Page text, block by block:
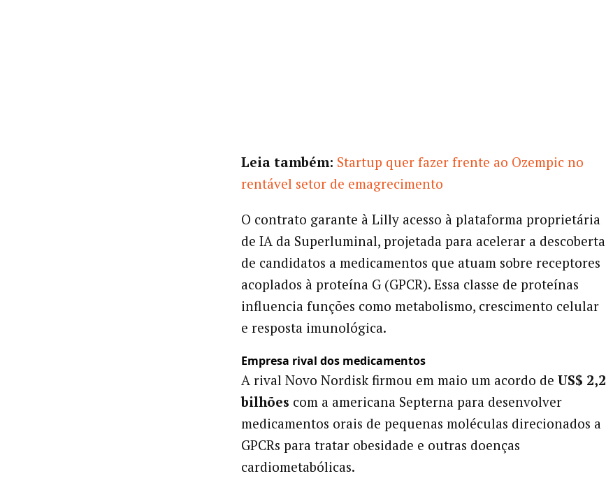
Leia também: Startup quer fazer frente ao Ozempic no
rentável setor de emagrecimento
O contrato garante à Lilly acesso à plataforma proprietária
de IA da Superluminal, projetada para acelerar a descoberta
de candidatos a medicamentos que atuam sobre receptores
acoplados à proteína G (GPCR). Essa classe de proteínas
influencia funções como metabolismo, crescimento celular
e resposta imunológica.
Empresa rival dos medicamentos
A rival Novo Nordisk firmou em maio um acordo de US$ 2,2
bilhões com a americana Septerna para desenvolver
medicamentos orais de pequenas moléculas direcionados a
GPCRs para tratar obesidade e outras doenças
cardiometabólicas.